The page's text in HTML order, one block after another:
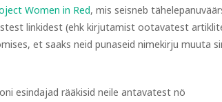
Women in Red, mis seisneb
linkidest (ehk kirjutamist ootavatest
et saaks neid punaseid nimekirju muuta
esindajad rääkisid neile antavatest nö